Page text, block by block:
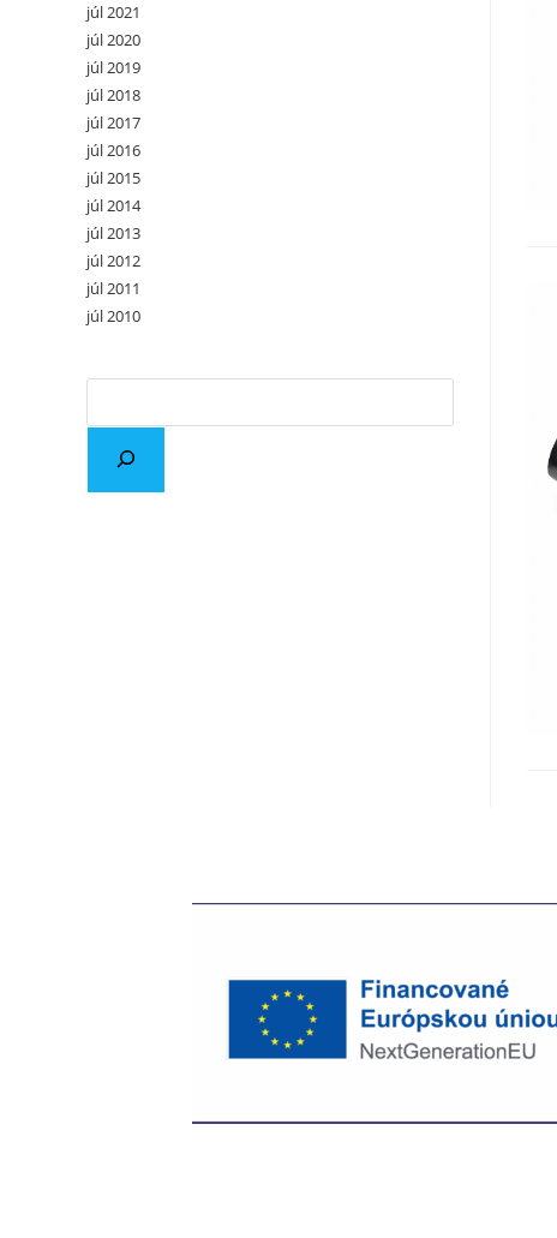
júl 2021
júl 2020
júl 2019
júl 2018
júl 2017
júl 2016
júl 2015
júl 2014
júl 2013
júl 2012
júl 2011
júl 2010